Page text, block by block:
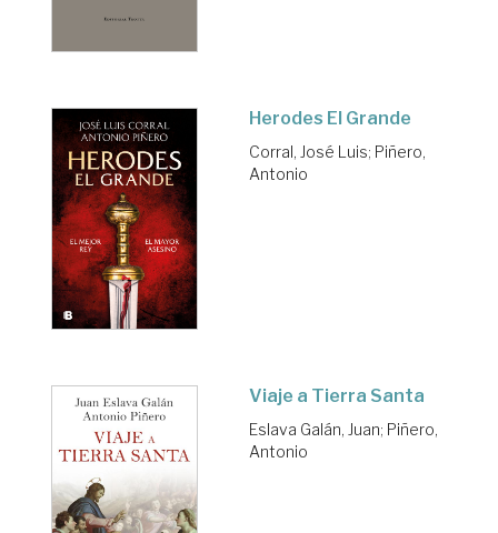
Herodes El Grande
Corral, José Luis; Piñero,
Antonio
Viaje a Tierra Santa
Eslava Galán, Juan; Piñero,
Antonio